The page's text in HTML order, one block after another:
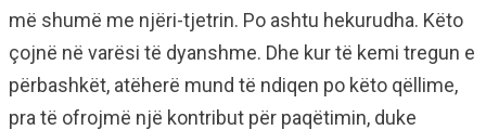
më shumë me njëri-tjetrin. Po ashtu hekurudha. Këto
çojnë në varësi të dyanshme. Dhe kur të kemi tregun e
përbashkët, atëherë mund të ndiqen po këto qëllime,
pra të ofrojmë një kontribut për paqëtimin, duke